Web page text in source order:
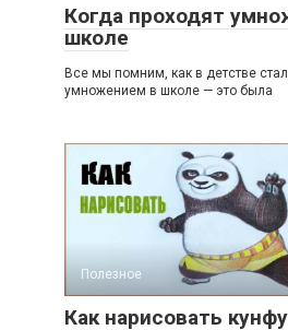
Когда проходят
школе
Все мы помним, как в детстве
умножением в школе — это была
Полезное
Как нарисовать